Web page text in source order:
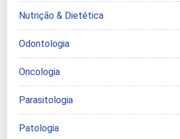
Nutrição & Dietética
Odontologia
Oncologia
Parasitologia
Patologia